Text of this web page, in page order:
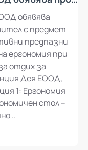
обявява
с предмет
предпазни
ергономия при
отдих за
Дея ЕООД,
1: Ергономия
стол –
..